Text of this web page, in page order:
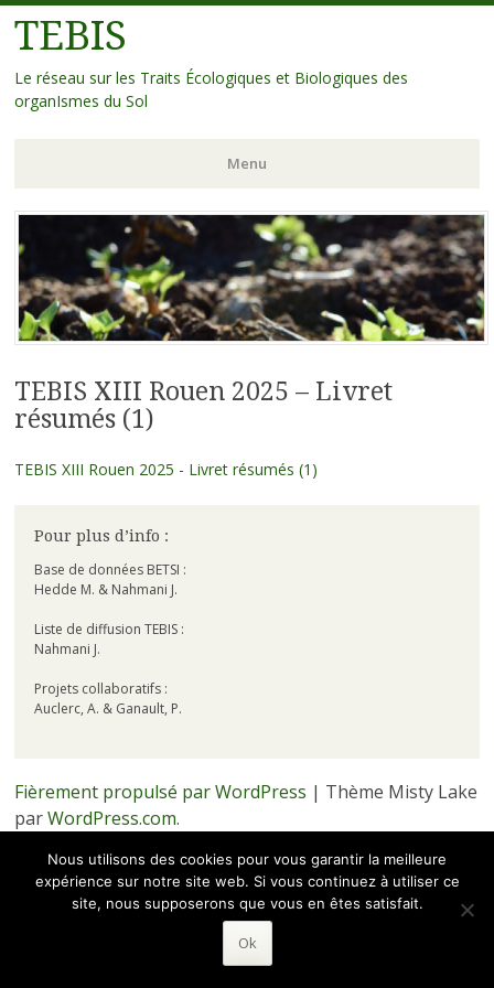
TEBIS
Le réseau sur les Traits Écologiques et Biologiques des
organIsmes du Sol
Menu
Aller
au
contenu
principal
TEBIS XIII Rouen 2025 – Livret
résumés (1)
TEBIS XIII Rouen 2025 - Livret résumés (1)
Pour plus d’info :
Base de données BETSI :
Hedde M. & Nahmani J.
Liste de diffusion TEBIS :
Nahmani J.
Projets collaboratifs :
Auclerc, A. & Ganault, P.
Fièrement propulsé par WordPress | Thème Misty Lake
parWordPress.com.
· Hébergé par ·
Nous utilisons des cookies pour vous garantir la meilleure
expérience sur notre site web. Si vous continuez à utiliser ce
site, nous supposerons que vous en êtes satisfait.
Ok